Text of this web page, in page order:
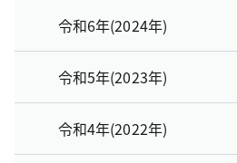
令和6年(2024年)
令和5年(2023年)
令和4年(2022年)